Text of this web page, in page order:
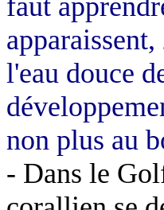
l'eau douce
non plus au
- Dans le